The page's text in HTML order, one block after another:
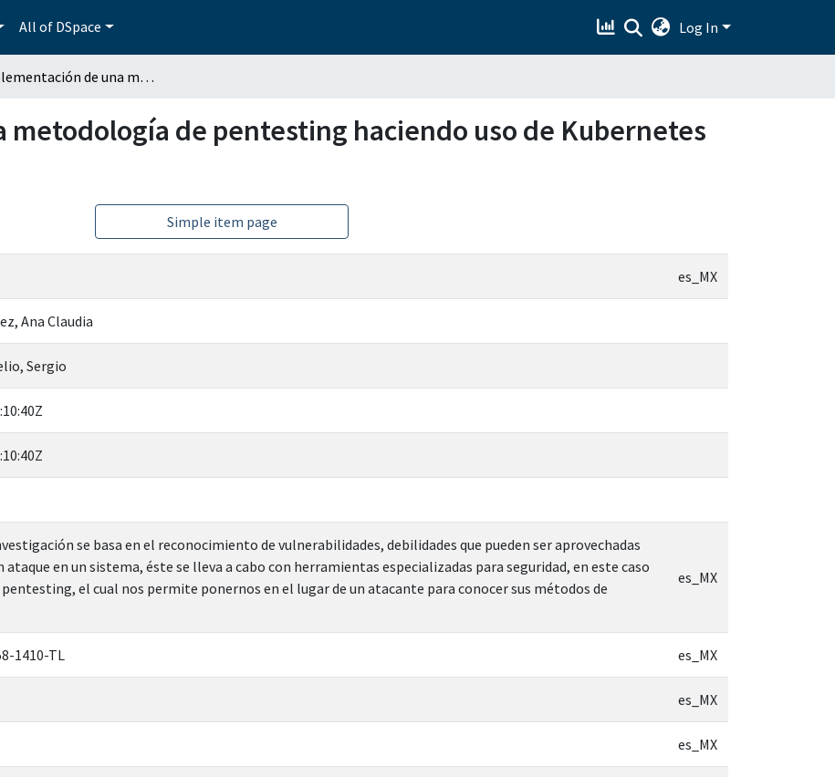
All of DSpace Log In
Implementación de una metodología de pentesting haciendo uso de Kubernetes en entornos virtuales
metodología de pentesting haciendo uso de Kubernetes
Simple item page
es_MX
Ana Claudia
Sergio
se basa en el reconocimiento de vulnerabilidades, debilidades que pueden ser aprovechadas
ataque en un sistema, éste se lleva a cabo con herramientas especializadas para seguridad, en este caso
pentesting, el cual nos permite ponernos en el lugar de un atacante para conocer sus métodos de
es_MX
1410-TL es_MX
es_MX
es_MX